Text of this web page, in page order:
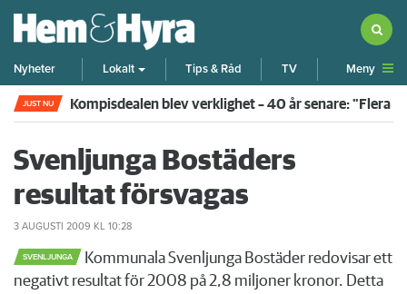
Nyheter Lokalt Tips & Råd TV Meny
JUST NU Kompisdealen blev verklighet – 40 år senare: "Flera
Svenljunga Bostäders
resultat försvagas
3 AUGUSTI 2009 KL 10:28
SVENLJUNGA
Kommunala Svenljunga Bostäder redovisar ett
negativt resultat för 2008 på 2,8 miljoner kronor. Detta